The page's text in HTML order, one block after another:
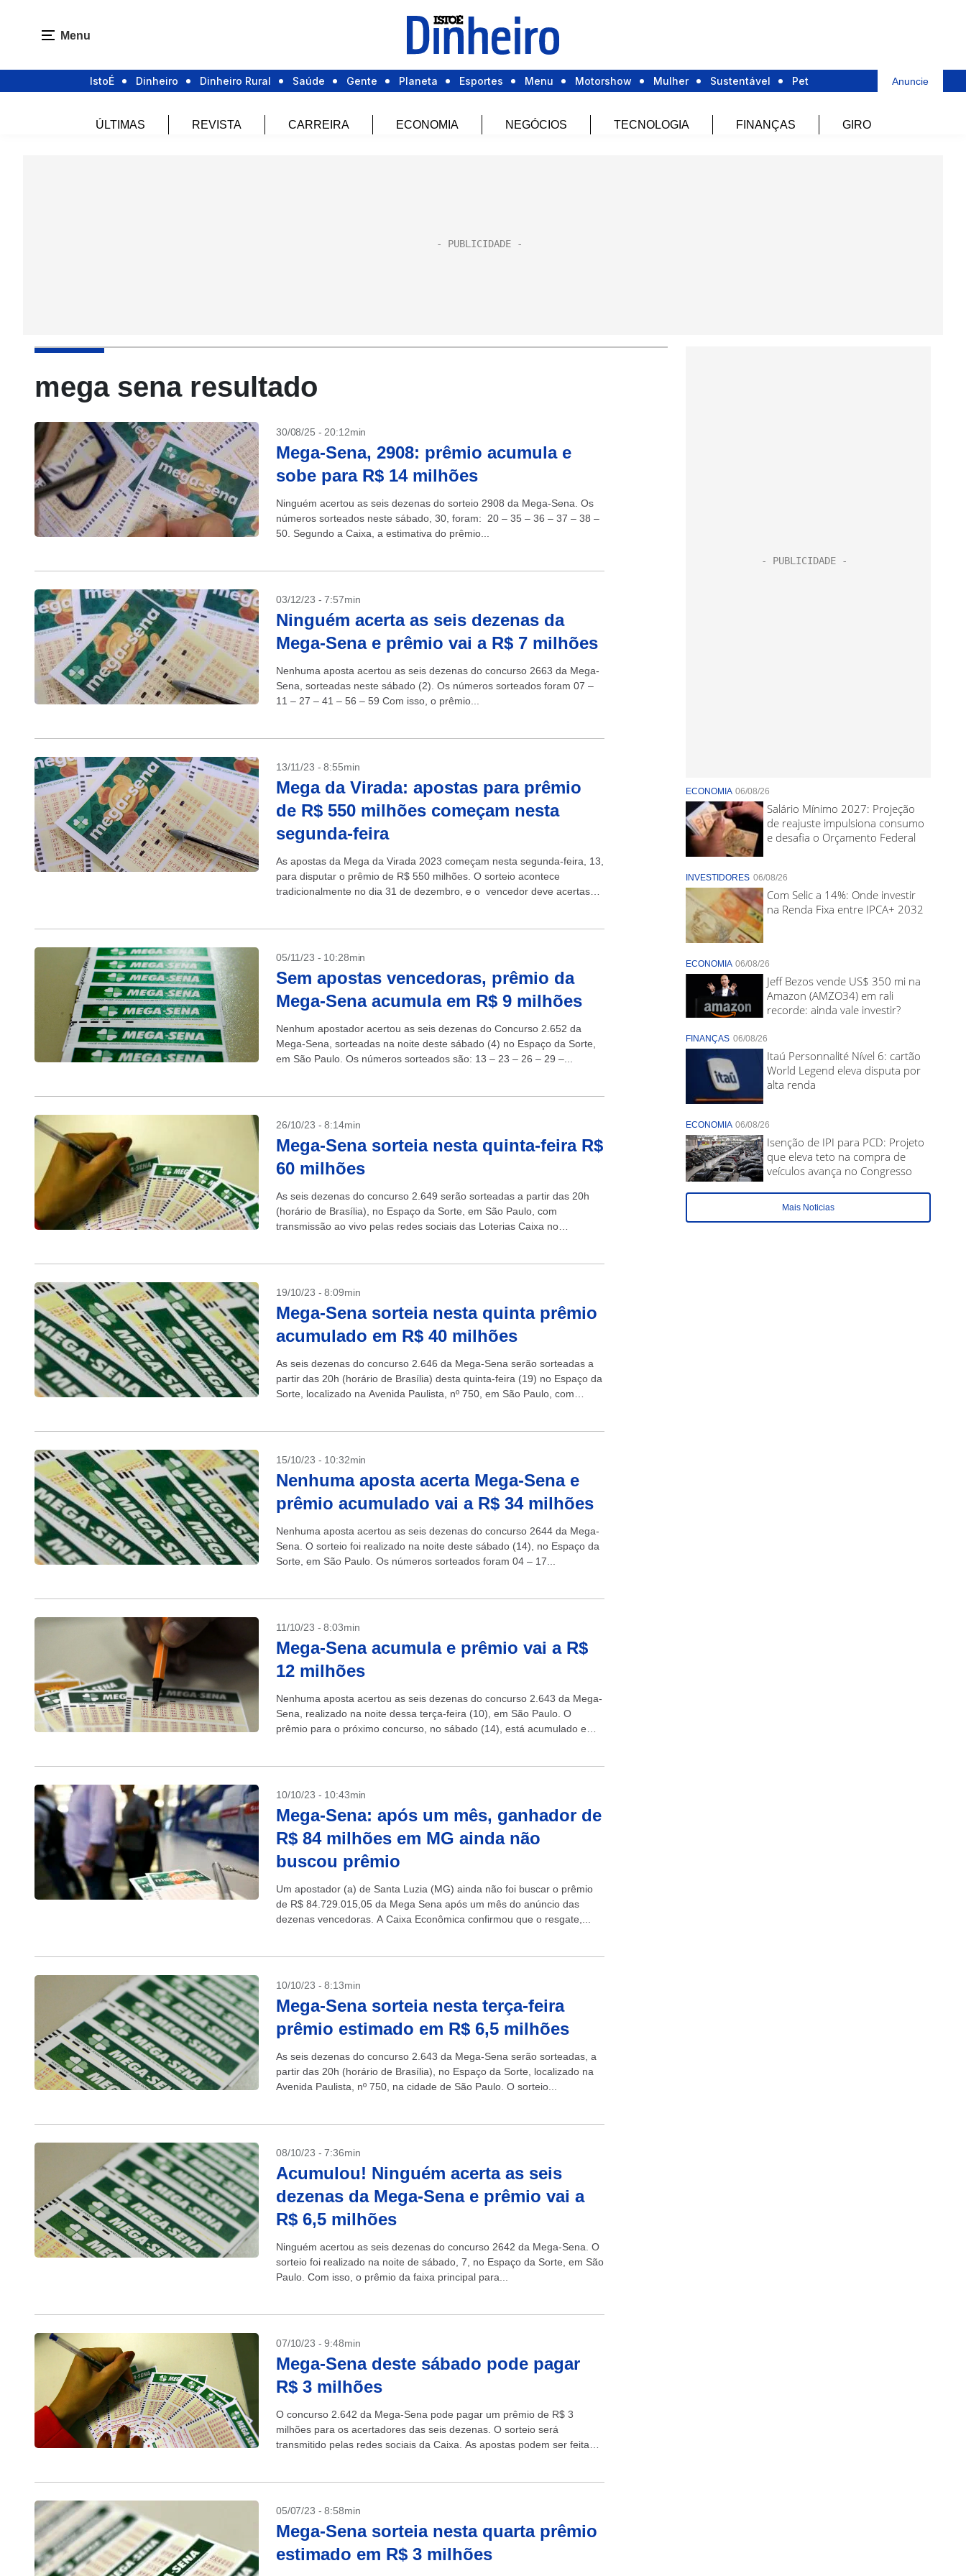
Menu
IstoÉ Dinheiro Dinheiro Rural Saúde Gente Planeta Esportes Menu Motorshow Mulher Sustentável Pet Anuncie
ÚLTIMAS REVISTA CARREIRA ECONOMIA NEGÓCIOS TECNOLOGIA FINANÇAS GIRO
mega sena resultado
30/08/25 - 20:12min
Mega-Sena, 2908: prêmio acumula e
sobe para R$ 14 milhões
Ninguém acertou as seis dezenas do sorteio 2908 da Mega-Sena. Os
números sorteados neste sábado, 30, foram: 20 – 35 – 36 – 37 – 38 –
50. Segundo a Caixa, a estimativa do prêmio...
03/12/23 - 7:57min
Ninguém acerta as seis dezenas da
Mega-Sena e prêmio vai a R$ 7 milhões
Nenhuma aposta acertou as seis dezenas do concurso 2663 da Mega-
Sena, sorteadas neste sábado (2). Os números sorteados foram 07 –
11 – 27 – 41 – 56 – 59 Com isso, o prêmio...
13/11/23 - 8:55min
Mega da Virada: apostas para prêmio
de R$ 550 milhões começam nesta
segunda-feira
As apostas da Mega da Virada 2023 começam nesta segunda-feira, 13,
para disputar o prêmio de R$ 550 milhões. O sorteio acontece
tradicionalmente no dia 31 de dezembro, e o vencedor deve acertas
05/11/23 - 10:28min
Sem apostas vencedoras, prêmio da
Mega-Sena acumula em R$ 9 milhões
Nenhum apostador acertou as seis dezenas do Concurso 2.652 da
Mega-Sena, sorteadas na noite deste sábado (4) no Espaço da Sorte,
em São Paulo. Os números sorteados são: 13 – 23 – 26 – 29 –...
26/10/23 - 8:14min
Mega-Sena sorteia nesta quinta-feira R$
60 milhões
As seis dezenas do concurso 2.649 serão sorteadas a partir das 20h
(horário de Brasília), no Espaço da Sorte, em São Paulo, com
transmissão ao vivo pelas redes sociais das Loterias Caixa no
19/10/23 - 8:09min
Mega-Sena sorteia nesta quinta prêmio
acumulado em R$ 40 milhões
As seis dezenas do concurso 2.646 da Mega-Sena serão sorteadas a
partir das 20h (horário de Brasília) desta quinta-feira (19) no Espaço da
Sorte, localizado na Avenida Paulista, nº 750, em São Paulo, com
15/10/23 - 10:32min
Nenhuma aposta acerta Mega-Sena e
prêmio acumulado vai a R$ 34 milhões
Nenhuma aposta acertou as seis dezenas do concurso 2644 da Mega-
Sena. O sorteio foi realizado na noite deste sábado (14), no Espaço da
Sorte, em São Paulo. Os números sorteados foram 04 – 17...
11/10/23 - 8:03min
Mega-Sena acumula e prêmio vai a R$
12 milhões
Nenhuma aposta acertou as seis dezenas do concurso 2.643 da Mega-
Sena, realizado na noite dessa terça-feira (10), em São Paulo. O
prêmio para o próximo concurso, no sábado (14), está acumulado em
10/10/23 - 10:43min
Mega-Sena: após um mês, ganhador de
R$ 84 milhões em MG ainda não
buscou prêmio
Um apostador (a) de Santa Luzia (MG) ainda não foi buscar o prêmio
de R$ 84.729.015,05 da Mega Sena após um mês do anúncio das
dezenas vencedoras. A Caixa Econômica confirmou que o resgate,...
10/10/23 - 8:13min
Mega-Sena sorteia nesta terça-feira
prêmio estimado em R$ 6,5 milhões
As seis dezenas do concurso 2.643 da Mega-Sena serão sorteadas, a
partir das 20h (horário de Brasília), no Espaço da Sorte, localizado na
Avenida Paulista, nº 750, na cidade de São Paulo. O sorteio...
08/10/23 - 7:36min
Acumulou! Ninguém acerta as seis
dezenas da Mega-Sena e prêmio vai a
R$ 6,5 milhões
Ninguém acertou as seis dezenas do concurso 2642 da Mega-Sena. O
sorteio foi realizado na noite de sábado, 7, no Espaço da Sorte, em São
Paulo. Com isso, o prêmio da faixa principal para...
07/10/23 - 9:48min
Mega-Sena deste sábado pode pagar
R$ 3 milhões
O concurso 2.642 da Mega-Sena pode pagar um prêmio de R$ 3
milhões para os acertadores das seis dezenas. O sorteio será
transmitido pelas redes sociais da Caixa. As apostas podem ser feitas
05/07/23 - 8:58min
Mega-Sena sorteia nesta quarta prêmio
estimado em R$ 3 milhões
ECONOMIA 06/08/26
Salário Mínimo 2027: Projeção
de reajuste impulsiona consumo
e desafia o Orçamento Federal
INVESTIDORES 06/08/26
Com Selic a 14%: Onde investir
na Renda Fixa entre IPCA+ 2032
ECONOMIA 06/08/26
Jeff Bezos vende US$ 350 mi na
Amazon (AMZO34) em rali
recorde: ainda vale investir?
FINANÇAS 06/08/26
Itaú Personnalité Nível 6: cartão
World Legend eleva disputa por
alta renda
ECONOMIA 06/08/26
Isenção de IPI para PCD: Projeto
que eleva teto na compra de
veículos avança no Congresso
Mais Noticias